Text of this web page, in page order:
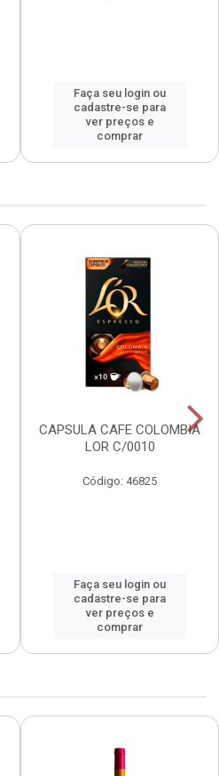
Faça seu login ou
cadastre-se para
ver preços e
comprar
CAPSULA CAFE COLOMBIA
LOR C/0010
Código: 46825
Faça seu login ou
cadastre-se para
ver preços e
comprar